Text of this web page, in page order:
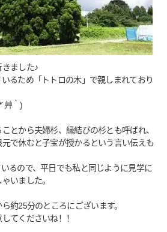
ました♪
るため「トトロの木」で親しまれており
艸｀)
とから夫婦杉、縁結びの杉とも呼ばれ、
で休むと子宝が授かるという言い伝えも
るので、平日でも私と同じように見学に
いました。
約25分のところにございます。
てくださいね！！